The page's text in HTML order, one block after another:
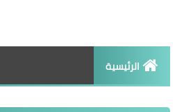
الرئيسية